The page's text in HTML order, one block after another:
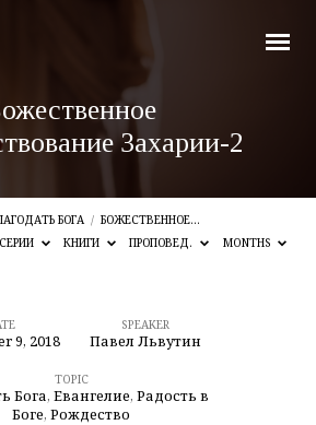
Захарии-2
БОГА / БОЖЕСТВЕННОЕ…
СЕРИИ КНИГИ ПРОПОВЕД. MONTHS
9, 2018
SPEAKER
Павел Львутин
TOPIC
Бога, Евангелие, Радость в
Боге, Рождество